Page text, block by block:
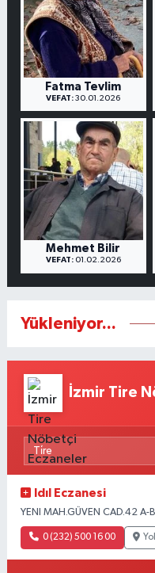
Fatma Tevlim
VEFAT: 30.01.2026
Mehmet Bilir
VEFAT:01.02.2026
Yükleniyor...
İzmir Tire
Idıl Eczanesi
YENI MAH.GÜVEN CAD.42 A-
0 (232) 500 16 00